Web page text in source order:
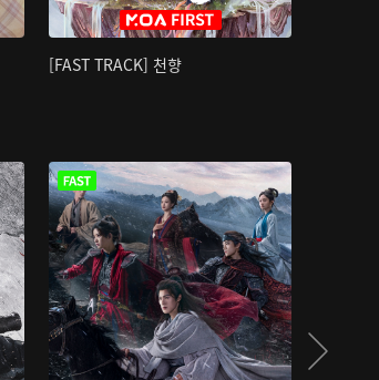
[FAST TRACK] 천향